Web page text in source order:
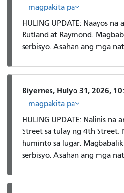
magpakita pa
HULING UPDATE: Naayos na
Rutland at Raymond.
serbisyo. Asahan ang mga
Biyernes, Hulyo 31, 2026,
magpakita pa
HULING UPDATE: Nalinis na
Street sa tulay ng 4th Street.
huminto sa lugar.
serbisyo. Asahan ang mga